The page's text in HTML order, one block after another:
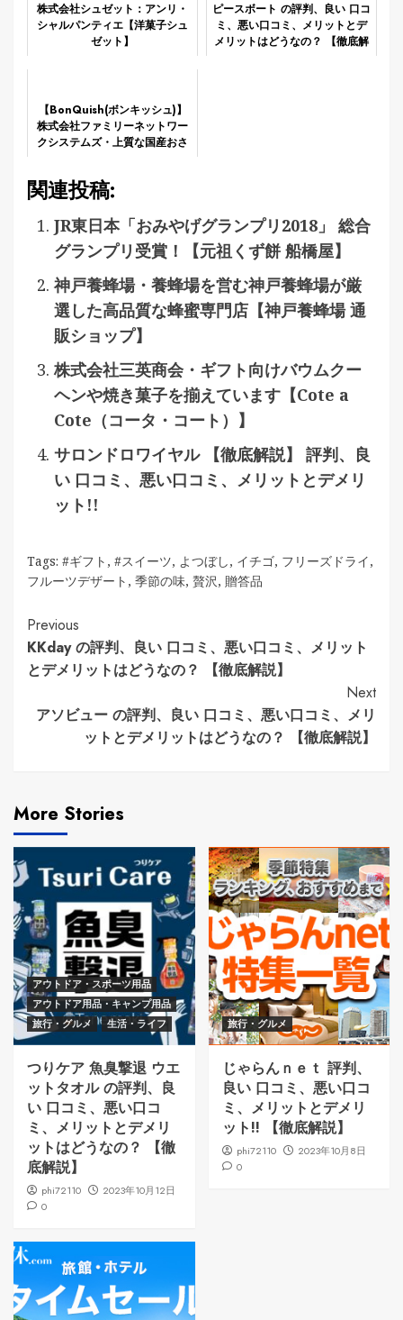
株式会社シュゼット：アンリ・
シャルパンティエ【洋菓子シュ
ゼット】
ピースボート の評判、良い 口コ
ミ、悪い口コミ、メリットとデ
メリットはどうなの？ 【徹底解
【BonQuish(ボンキッシュ)】
株式会社ファミリーネットワー
クシステムズ・上質な国産おさ
関連投稿:
JR東日本「おみやげグランプリ2018」 総合
グランプリ受賞！【元祖くず餅 船橋屋】
神戸養蜂場・養蜂場を営む神戸養蜂場が厳
選した高品質な蜂蜜専門店【神戸養蜂場 通
販ショップ】
株式会社三英商会・ギフト向けバウムクー
ヘンや焼き菓子を揃えています【Cote a
Cote（コータ・コート）】
サロンドロワイヤル 【徹底解説】 評判、良
い 口コミ、悪い口コミ、メリットとデメリ
ット!!
Tags: #ギフト , #スイーツ, よつぼし, イチゴ, フリーズドライ,
フルーツデザート , 季節の味, 贅沢, 贈答品
Continue
Reading
Previous
KKday の評判、良い 口コミ、悪い口コミ、メリット
とデメリットはどうなの？ 【徹底解説】
Next
アソビュー の評判、良い 口コミ、悪い口コミ、メリ
ットとデメリットはどうなの？ 【徹底解説】
More Stories
アウトドア・スポーツ用品
アウトドア用品・キャンプ用品
旅行・グルメ
生活・ライフ
つりケア 魚臭撃退 ウエ
ットタオル の評判、良
い 口コミ、悪い口コ
ミ、メリットとデメリ
ットはどうなの？ 【徹
底解説】
phi72110
2023年10月12日
0
旅行・グルメ
じゃらんｎｅｔ 評判、
良い 口コミ、悪い口コ
ミ、メリットとデメリ
ット!! 【徹底解説】
phi72110
2023年10月8日
0